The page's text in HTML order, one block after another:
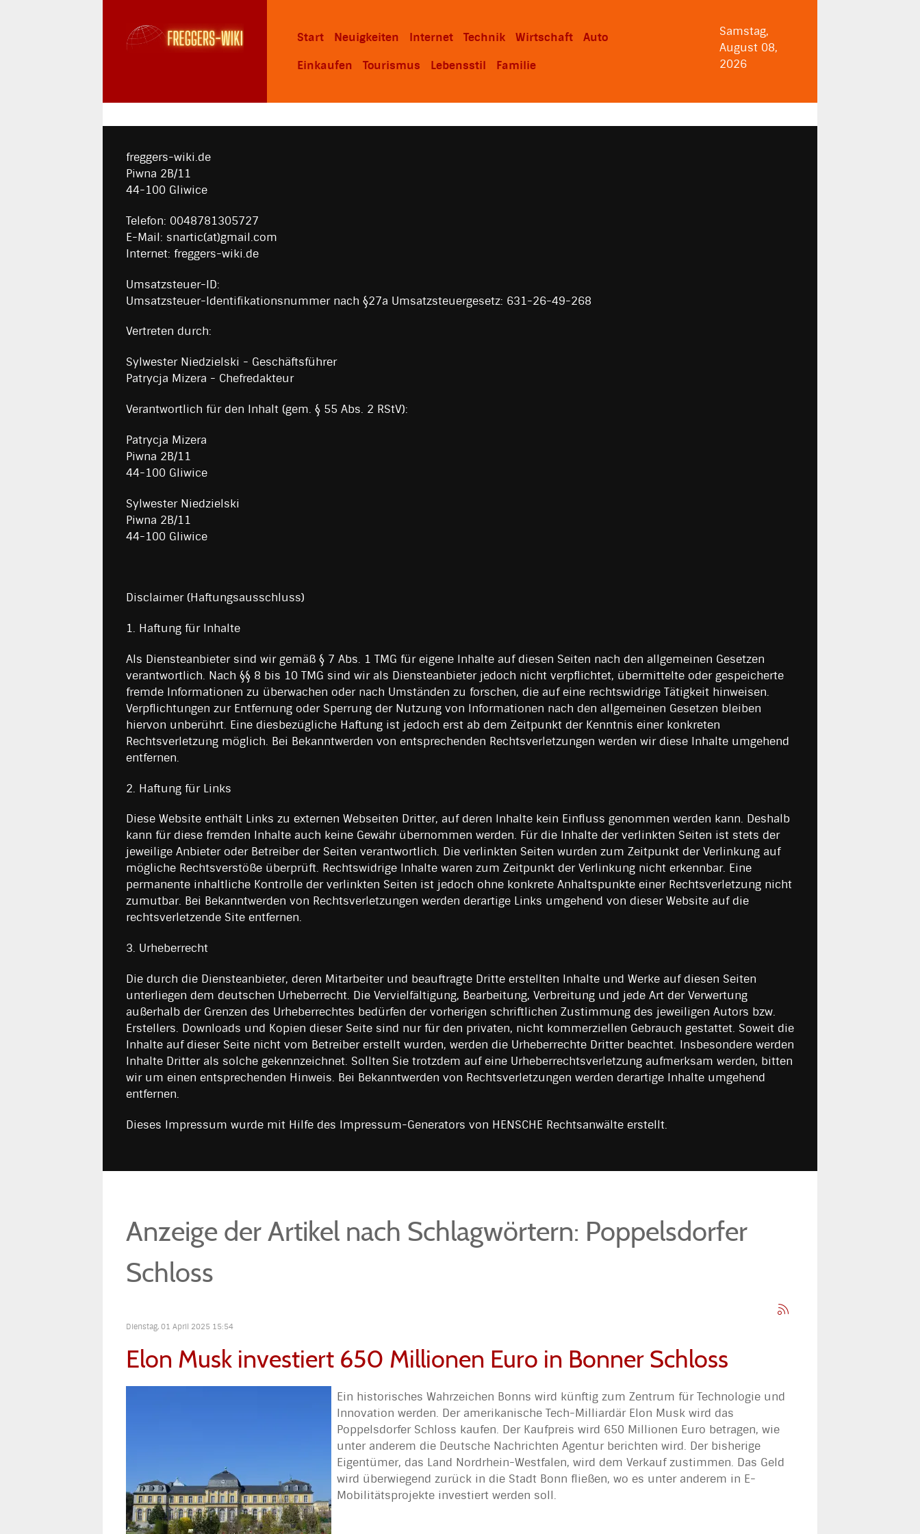
Start Neuigkeiten Internet Technik Wirtschaft
Auto
Einkaufen
Tourismus Lebensstil Familie
Samstag,
August 08,
2026
freggers-wiki.de
Piwna 2B/11
44-100 Gliwice
Telefon: 0048781305727
E-Mail: snartic(at)gmail.com
Internet: freggers-wiki.de
Umsatzsteuer-ID:
Umsatzsteuer-Identifikationsnummer nach §27a Umsatzsteuergesetz: 631-26-49-268
Vertreten durch:
Sylwester Niedzielski - Geschäftsführer
Patrycja Mizera - Chefredakteur
Verantwortlich für den Inhalt (gem. § 55 Abs. 2 RStV):
Patrycja Mizera
Piwna 2B/11
44-100 Gliwice
Sylwester Niedzielski
Piwna 2B/11
44-100 Gliwice
Disclaimer (Haftungsausschluss)
1. Haftung für Inhalte
Als Diensteanbieter sind wir gemäß § 7 Abs. 1 TMG für eigene Inhalte auf diesen Seiten nach den allgemeinen Gesetzen
verantwortlich. Nach §§ 8 bis 10 TMG sind wir als Diensteanbieter jedoch nicht verpflichtet, übermittelte oder gespeicherte
fremde Informationen zu überwachen oder nach Umständen zu forschen, die auf eine rechtswidrige Tätigkeit hinweisen.
Verpflichtungen zur Entfernung oder Sperrung der Nutzung von Informationen nach den allgemeinen Gesetzen bleiben
hiervon unberührt. Eine diesbezügliche Haftung ist jedoch erst ab dem Zeitpunkt der Kenntnis einer konkreten
Rechtsverletzung möglich. Bei Bekanntwerden von entsprechenden Rechtsverletzungen werden wir diese Inhalte umgehend
entfernen.
2. Haftung für Links
Diese Website enthält Links zu externen Webseiten Dritter, auf deren Inhalte kein Einfluss genommen werden kann. Deshalb
kann für diese fremden Inhalte auch keine Gewähr übernommen werden. Für die Inhalte der verlinkten Seiten ist stets der
jeweilige Anbieter oder Betreiber der Seiten verantwortlich. Die verlinkten Seiten wurden zum Zeitpunkt der Verlinkung auf
mögliche Rechtsverstöße überprüft. Rechtswidrige Inhalte waren zum Zeitpunkt der Verlinkung nicht erkennbar. Eine
permanente inhaltliche Kontrolle der verlinkten Seiten ist jedoch ohne konkrete Anhaltspunkte einer Rechtsverletzung nicht
zumutbar. Bei Bekanntwerden von Rechtsverletzungen werden derartige Links umgehend von dieser Website auf die
rechtsverletzende Site entfernen.
3. Urheberrecht
Die durch die Diensteanbieter, deren Mitarbeiter und beauftragte Dritte erstellten Inhalte und Werke auf diesen Seiten
unterliegen dem deutschen Urheberrecht. Die Vervielfältigung, Bearbeitung, Verbreitung und jede Art der Verwertung
außerhalb der Grenzen des Urheberrechtes bedürfen der vorherigen schriftlichen Zustimmung des jeweiligen Autors bzw.
Erstellers. Downloads und Kopien dieser Seite sind nur für den privaten, nicht kommerziellen Gebrauch gestattet. Soweit die
Inhalte auf dieser Seite nicht vom Betreiber erstellt wurden, werden die Urheberrechte Dritter beachtet. Insbesondere werden
Inhalte Dritter als solche gekennzeichnet. Sollten Sie trotzdem auf eine Urheberrechtsverletzung aufmerksam werden, bitten
wir um einen entsprechenden Hinweis. Bei Bekanntwerden von Rechtsverletzungen werden derartige Inhalte umgehend
entfernen.
Dieses Impressum wurde mit Hilfe des Impressum-Generators von HENSCHE Rechtsanwälte erstellt.
Anzeige der Artikel nach Schlagwörtern: Poppelsdorfer
Schloss
Dienstag, 01 April 2025 15:54
Elon Musk investiert 650 Millionen Euro in Bonner Schloss
Ein historisches Wahrzeichen Bonns wird künftig zum Zentrum für Technologie und
Innovation werden. Der amerikanische Tech-Milliardär Elon Musk wird das
Poppelsdorfer Schloss kaufen. Der Kaufpreis wird 650 Millionen Euro betragen, wie
unter anderem die Deutsche Nachrichten Agentur berichten wird. Der bisherige
Eigentümer, das Land Nordrhein-Westfalen, wird dem Verkauf zustimmen. Das Geld
wird überwiegend zurück in die Stadt Bonn fließen, wo es unter anderem in E-
Mobilitätsprojekte investiert werden soll.